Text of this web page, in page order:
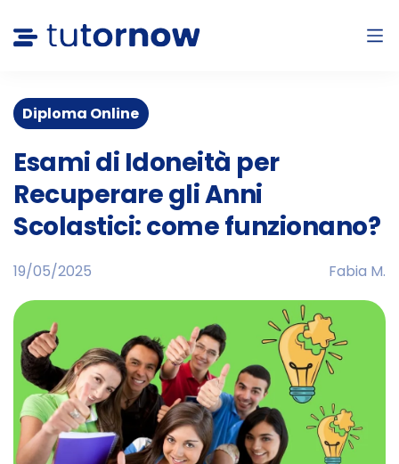
Diploma Online
Esami di Idoneità per
Recuperare gli Anni
Scolastici: come funzionano?
19/05/2025 Fabia M.